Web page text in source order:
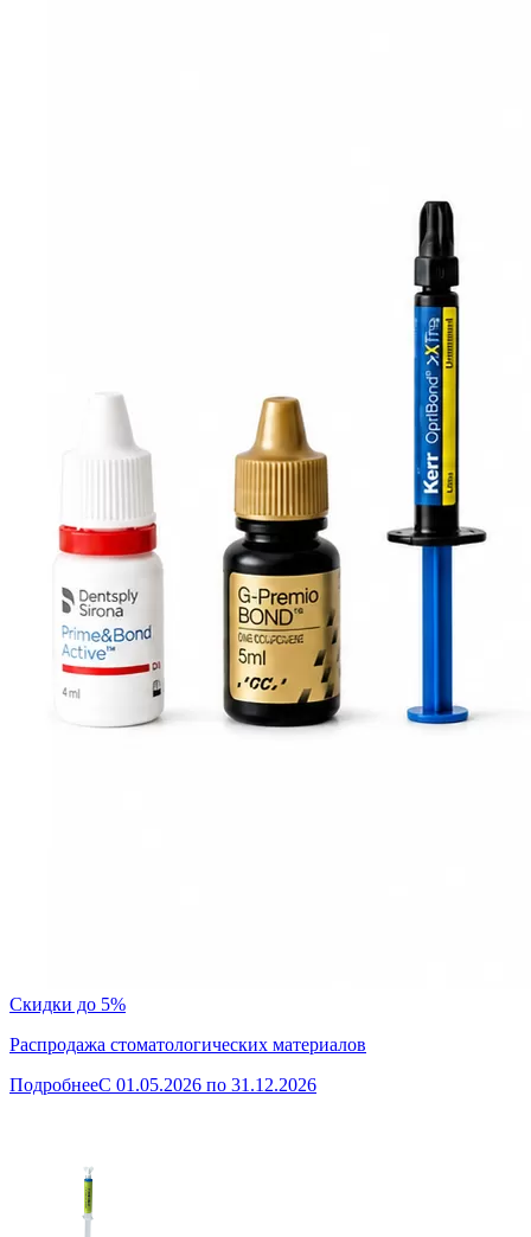
+
В корзину
Скидки до 5%
Распродажа стоматологических материалов
ПодробнееC 01.05.2026 по 31.12.2026